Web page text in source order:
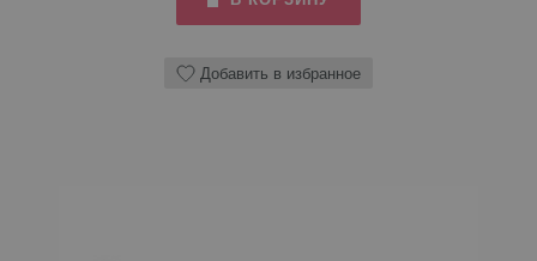
Добавить в избранное